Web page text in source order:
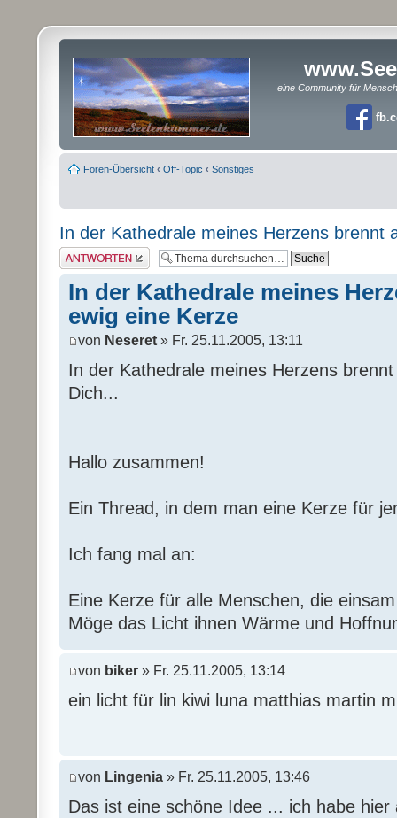
eine Community für
Foren-Übersicht ‹ Off-Topic ‹ Sonstiges
In der Kathedrale meines Herzens brennt
Antwort erstellen
In der Kathedrale meines
ewig eine Kerze
von Neseret » Fr. 25.11.2005, 13:11
In der Kathedrale meines Herzens
Dich...
Hallo zusammen!
Ein Thread, in dem man eine Kerze für
Ich fang mal an:
Eine Kerze für alle Menschen, die
Möge das Licht ihnen Wärme und
von biker » Fr. 25.11.2005, 13:14
ein licht für lin kiwi luna matthias martin
von Lingenia » Fr. 25.11.2005, 13:46
Das ist eine schöne Idee ... ich habe